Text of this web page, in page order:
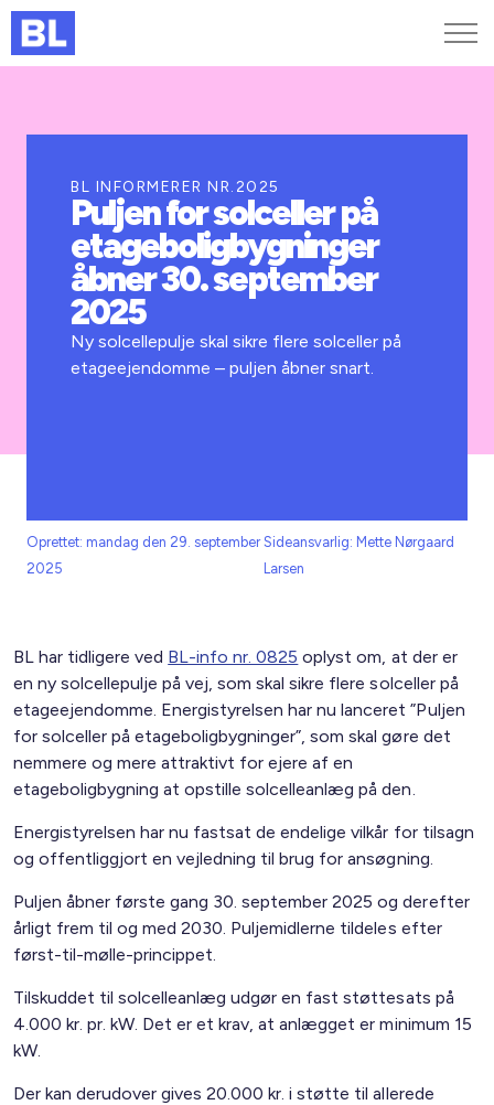
Kurser og arrangementer
Jobportalen
BL INFORMERER NR.2025
Puljen for solceller på
etageboligbygninger
åbner 30. september
2025
Ny solcellepulje skal sikre flere solceller på
etageejendomme – puljen åbner snart.
Oprettet: mandag den 29. september
2025
Sideansvarlig: Mette Nørgaard
Larsen
BL har tidligere ved BL-info nr. 0825 oplyst om, at der er
en ny solcellepulje på vej, som skal sikre flere solceller på
etageejendomme. Energistyrelsen har nu lanceret ”Puljen
for solceller på etageboligbygninger”, som skal gøre det
nemmere og mere attraktivt for ejere af en
etageboligbygning at opstille solcelleanlæg på den.
Energistyrelsen har nu fastsat de endelige vilkår for tilsagn
og offentliggjort en vejledning til brug for ansøgning.
Puljen åbner første gang 30. september 2025 og derefter
årligt frem til og med 2030. Puljemidlerne tildeles efter
først-til-mølle-princippet.
Tilskuddet til solcelleanlæg udgør en fast støttesats på
4.000 kr. pr. kW. Det er et krav, at anlægget er minimum 15
kW.
Der kan derudover gives 20.000 kr. i støtte til allerede